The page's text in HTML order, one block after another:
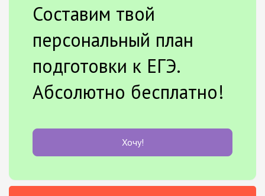
Составим твой
персональный план
подготовки к ЕГЭ.
Абсолютно бесплатно!
Хочу!